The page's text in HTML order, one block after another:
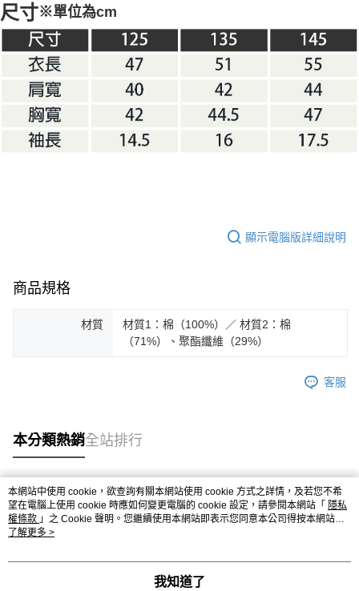
尺寸※單位為cm
顯示電腦版詳細說明
商品規格
材質
材質1：棉（100%）／ 材質2：棉
（71%）、聚酯纖維（29%）
客服
本分類熱銷全站排行
熱門標籤
本網站中使用 cookie，欲查詢有關本網站使用 cookie 方式之詳情，及若您不希
望在電腦上使用 cookie 時應如何變更電腦的 cookie 設定，請參閱本網站「 隱私
權條款 」之 Cookie 聲明。您繼續使用本網站即表示您同意本公司得按本網站使
用條款之 Cookie 聲明使用 cookie。
了解更多 >
我知道了